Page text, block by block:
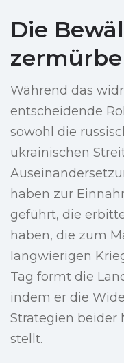
Die
Während das
entscheidende
sowohl die
ukrainischen
haben zur
geführt, die
haben, die zum
langwierigen
Tag formt die
indem er die
Strategien beider
stellt.